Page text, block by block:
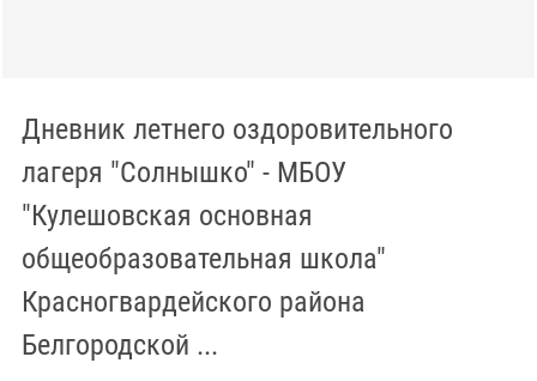
Дневник летнего оздоровительного
лагеря "Солнышко" - МБОУ
"Кулешовская основная
общеобразовательная школа"
Красногвардейского района
Белгородской ...